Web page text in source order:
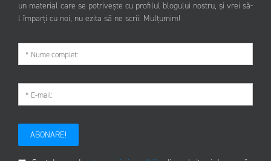
un material care se potrivește cu profilul blogului nostru, și vrei să-
l împarți cu noi, nu ezita să ne scrii. Mulțumim!
ABONARE!